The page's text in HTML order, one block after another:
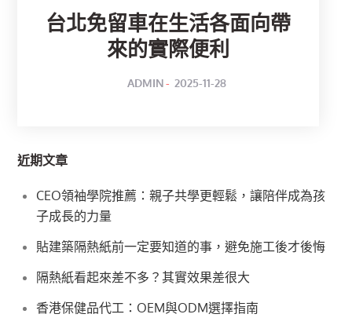
台北免留車在生活各面向帶
來的實際便利
ADMIN
POSTED
2025-11-28
近期文章
CEO領袖學院推薦：親子共學更輕鬆，讓陪伴成為孩
子成長的力量
貼建築隔熱紙前一定要知道的事，避免施工後才後悔
隔熱紙看起來差不多？其實效果差很大
香港保健品代工：OEM與ODM選擇指南